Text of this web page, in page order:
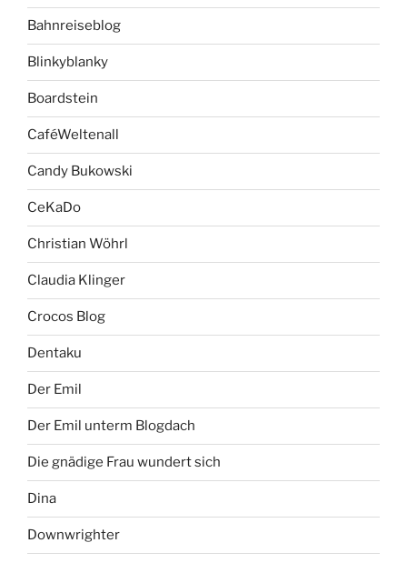
Bahnreiseblog
Blinkyblanky
Boardstein
CaféWeltenall
Candy Bukowski
CeKaDo
Christian Wöhrl
Claudia Klinger
Crocos Blog
Dentaku
Der Emil
Der Emil unterm Blogdach
Die gnädige Frau wundert sich
Dina
Downwrighter